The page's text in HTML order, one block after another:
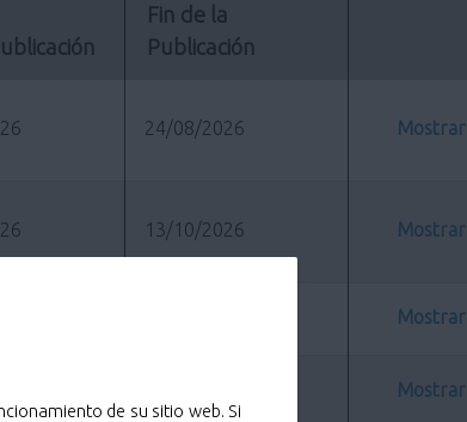
de su sitio web. Si
Fin de la
Publicación
24/08/2026 Mostrar
13/10/2026 Mostrar
Mostrar
Mostrar